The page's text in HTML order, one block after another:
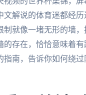
解说的体育迷都经历
就像一堵无形的墙
的存在，恰恰意味着
南，告诉你如何绕